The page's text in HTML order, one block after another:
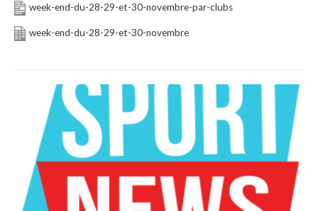
week-end-du-28-29-et-30-novembre-par-clubs
week-end-du-28-29-et-30-novembre